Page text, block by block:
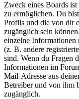
Zweck eines Boards ist
zu ermöglichen. Du
Profils und die von dir
zugänglich sein
einzelne Informationen
(z. B. andere
sind. Wenn du Fragen
Informationen im
Mail-Adresse aus
Betreiber und von ihm
zugänglich.